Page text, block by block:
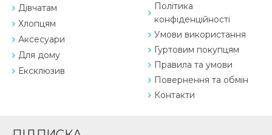
Дівчатам
Хлопцям
Аксесуари
Для дому
Ексклюзив
Політика
конфіденційності
Умови використання
Гуртовим покупцям
Правила та умови
Повернення та обмін
Контакти